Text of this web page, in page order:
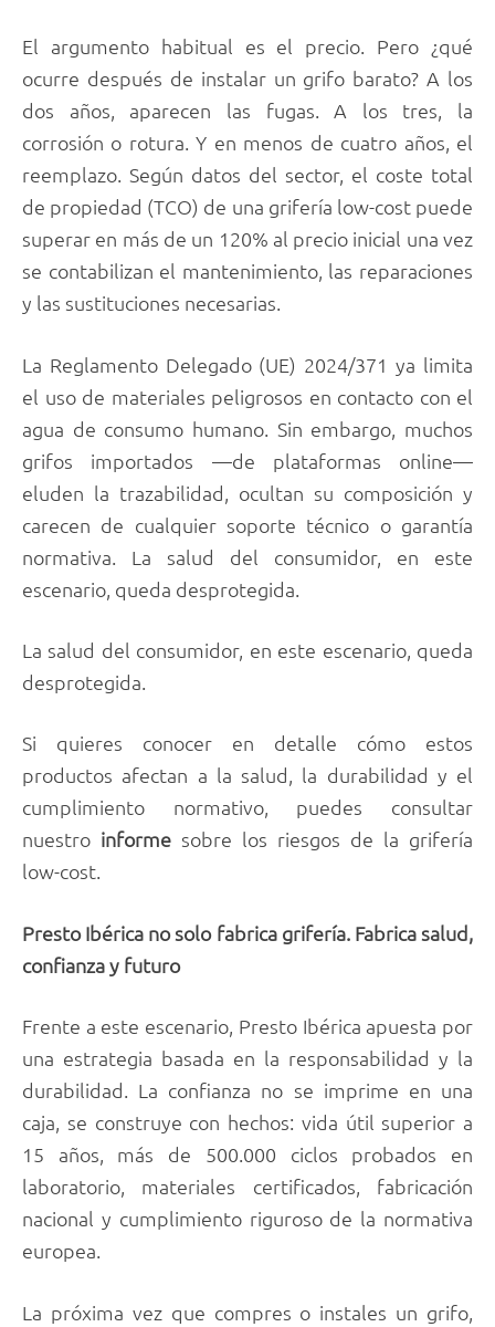
El argumento habitual es el precio. Pero ¿qué
ocurre después de instalar un grifo barato? A los
dos años, aparecen las fugas. A los tres, la
corrosión o rotura. Y en menos de cuatro años, el
reemplazo. Según datos del sector, el coste total
de propiedad (TCO) de una grifería low-cost puede
superar en más de un 120% al precio inicial una vez
se contabilizan el mantenimiento, las reparaciones
y las sustituciones necesarias.
La Reglamento Delegado (UE) 2024/371 ya limita
el uso de materiales peligrosos en contacto con el
agua de consumo humano. Sin embargo, muchos
grifos importados —de plataformas online—
eluden la trazabilidad, ocultan su composición y
carecen de cualquier soporte técnico o garantía
normativa. La salud del consumidor, en este
escenario, queda desprotegida.
La salud del consumidor, en este escenario, queda
desprotegida.
Si quieres conocer en detalle cómo estos
productos afectan a la salud, la durabilidad y el
cumplimiento normativo, puedes consultar
nuestro informe sobre los riesgos de la grifería
low-cost.
Presto Ibérica no solo fabrica grifería. Fabrica salud,
confianza y futuro
Frente a este escenario, Presto Ibérica apuesta por
una estrategia basada en la responsabilidad y la
durabilidad. La confianza no se imprime en una
caja, se construye con hechos: vida útil superior a
15 años, más de 500.000 ciclos probados en
laboratorio, materiales certificados, fabricación
nacional y cumplimiento riguroso de la normativa
europea.
La próxima vez que compres o instales un grifo,